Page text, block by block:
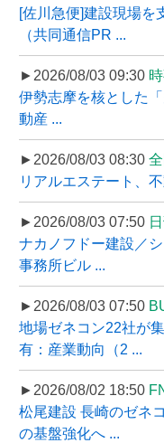
[佐川急便]建設現場を
（共同通信PR ...
►2026/08/03 09:30
伊勢志摩を核とした
動産 ...
►2026/08/03 08:30
リアルエステート、
►2026/08/03 07:50
ナカノフドー建設／
事務所ビル ...
►2026/08/03 07:50
地場ゼネコン22社が
有：産業動向（2 ...
►2026/08/02 18:50
松尾建設 長崎のゼネ
の基盤強化へ ...